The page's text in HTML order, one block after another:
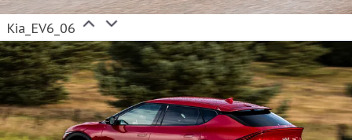
Kia_EV6_06